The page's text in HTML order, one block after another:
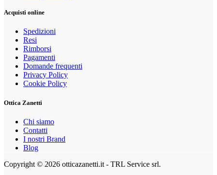
Acquisti online
Spedizioni
Resi
Rimborsi
Pagamenti
Domande frequenti
Privacy Policy
Cookie Policy
Ottica Zanetti
Chi siamo
Contatti
I nostri Brand
Blog
Copyright © 2026 otticazanetti.it - TRL Service srl.